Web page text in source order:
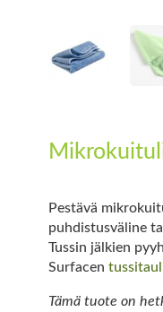
Pestävä
puhdistusväline
Tussin jälkien
Surfacen
Tämä tuote on